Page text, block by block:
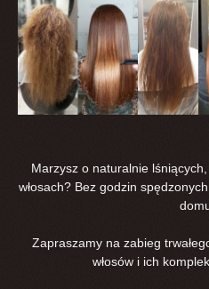
Marzysz o naturalnie
włosach? Bez godzin
Zapraszamy na zabieg
włosów i ich